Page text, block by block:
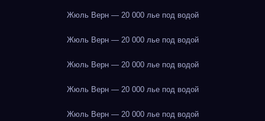
Жюль Верн — 20 000 лье под водой
Жюль Верн — 20 000 лье под водой
Жюль Верн — 20 000 лье под водой
Жюль Верн — 20 000 лье под водой
Жюль Верн — 20 000 лье под водой